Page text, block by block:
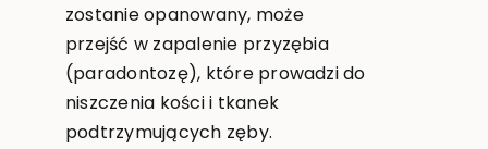
zostanie opanowany, może
przejść w zapalenie przyzębia
(paradontozę), które prowadzi do
niszczenia kości i tkanek
podtrzymujących zęby.